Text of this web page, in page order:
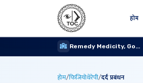
होम
Remedy Medicity, Gomti Nagar
होम/फिजियोथेरेपी/दर्द प्रबंधन